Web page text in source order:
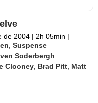
de 2004 | 2h 05min |
,Suspense
Soderbergh
Clooney, Brad Pitt, Matt